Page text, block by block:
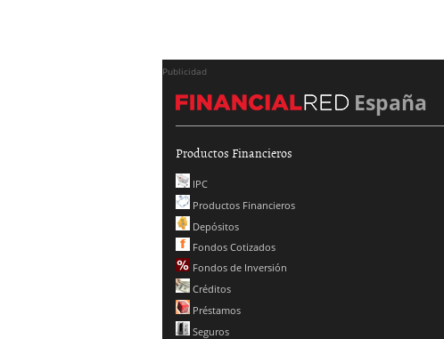
Publicidad
España
Productos Financieros
IPC
Productos Financieros
Depósitos
Fondos Cotizados
Fondos de Inversión
Créditos
Préstamos
Seguros